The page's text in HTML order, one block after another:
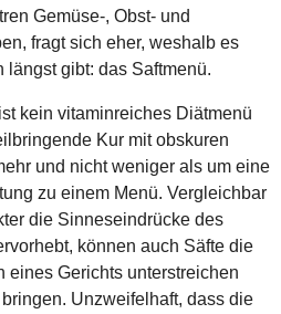
Gemüse-, Obst- und
fragt sich eher, weshalb es
gibt: das Saftmenü.
kein vitaminreiches Diätmenü
Kur mit obskuren
und nicht weniger als um eine
zu einem Menü. Vergleichbar
die Sinneseindrücke des
können auch Säfte die
eines Gerichts unterstreichen
Unzweifelhaft, dass die